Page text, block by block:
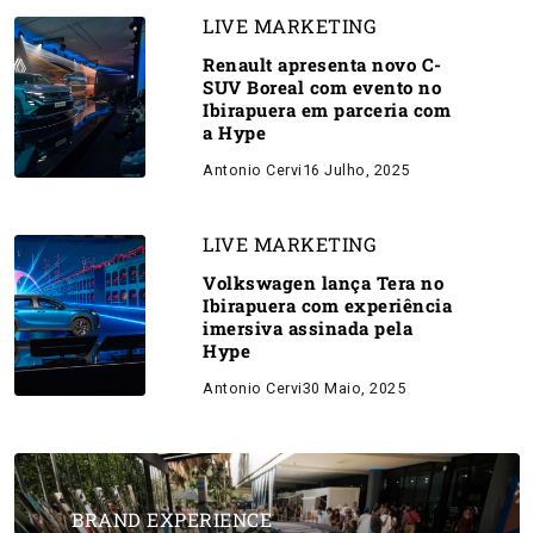
LIVE MARKETING
Renault apresenta novo C-
SUV Boreal com evento no
Ibirapuera em parceria com
a Hype
Antonio Cervi 16 Julho, 2025
LIVE MARKETING
Volkswagen lança Tera no
Ibirapuera com experiência
imersiva assinada pela
Hype
Antonio Cervi30 Maio, 2025
BRAND EXPERIENCE